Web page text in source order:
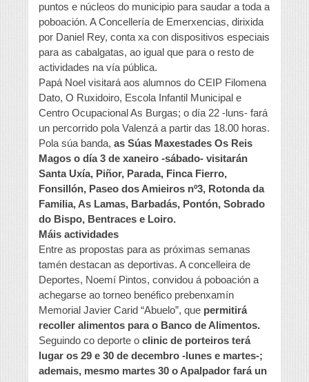
puntos e núcleos do municipio para saudar a toda a
poboación. A Concellería de Emerxencias, dirixida
por Daniel Rey, conta xa con dispositivos especiais
para as cabalgatas, ao igual que para o resto de
actividades na vía pública.
Papá Noel visitará aos alumnos do CEIP Filomena
Dato, O Ruxidoiro, Escola Infantil Municipal e
Centro Ocupacional As Burgas; o día 22 -luns- fará
un percorrido pola Valenzá a partir das 18.00 horas.
Pola súa banda, as Súas Maxestades Os Reis
Magos o día 3 de xaneiro -sábado- visitarán
Santa Uxía, Piñor, Parada, Finca Fierro,
Fonsillón, Paseo dos Amieiros nº3, Rotonda da
Familia, As Lamas, Barbadás, Pontón, Sobrado
do Bispo, Bentraces e Loiro.
Máis actividades
Entre as propostas para as próximas semanas
tamén destacan as deportivas. A concelleira de
Deportes, Noemí Pintos, convidou á poboación a
achegarse ao torneo benéfico prebenxamín
Memorial Javier Carid “Abuelo”, que permitirá
recoller alimentos para o Banco de Alimentos.
Seguindo co deporte o clinic de porteiros terá
lugar os 29 e 30 de decembro -lunes e martes-;
ademais, mesmo martes 30 o Apalpador fará un